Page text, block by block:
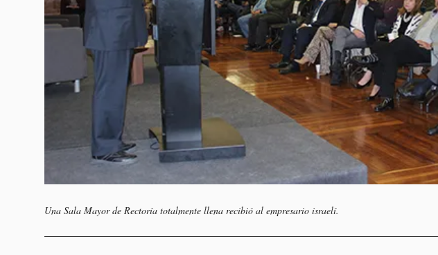
Una Sala Mayor de Rectoría totalmente llena recibió al empresario israelí.